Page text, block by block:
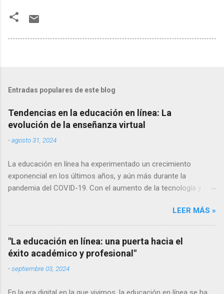
Entradas populares de este blog
Tendencias en la educación en línea: La
evolución de la enseñanza virtual
-agosto 31, 2024
La educación en línea ha experimentado un crecimiento
exponencial en los últimos años, y aún más durante la
pandemia del COVID-19. Con el aumento de la tecnología y la
a la educación en línea, lo que ha llevado a una evolución
constante en las formas de enseñanza y aprendizaje virtuales.
En este artículo, exploraremos algunas de las tendencias más
relevantes en la educación en línea y cómo están cambiando la
forma en que adquirimos conocimientos. Aprendizaje móvil El
uso de dispositivos móviles como teléfonos inteligentes y
LEER MÁS »
"La educación en línea: una puerta hacia el
éxito académico y profesional"
-septiembre 03, 2024